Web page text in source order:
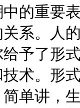
的重要
系。人
予了形
术。形
单讲，